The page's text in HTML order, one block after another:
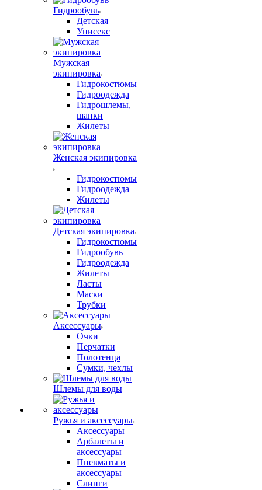
Гидрообувь
Детская
Унисекс
Мужская
экипировка
Гидрокостюмы
Гидроодежда
Гидрошлемы,
шапки
Жилеты
Женская экипировка
Гидрокостюмы
Гидроодежда
Жилеты
Детская экипировка
Гидрокостюмы
Гидрообувь
Гидроодежда
Жилеты
Ласты
Маски
Трубки
Аксессуары
Очки
Перчатки
Полотенца
Сумки, чехлы
Шлемы для воды
Ружья и аксессуары
Аксессуары
Арбалеты и
аксессуары
Пневматы и
аксессуары
Слинги